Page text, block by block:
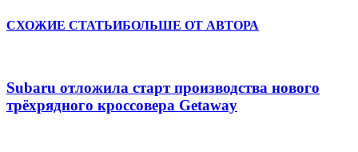
СХОЖИЕ СТАТЬИБОЛЬШЕ ОТ АВТОРА
Subaru отложила старт производства нового
трёхрядного кроссовера Getaway